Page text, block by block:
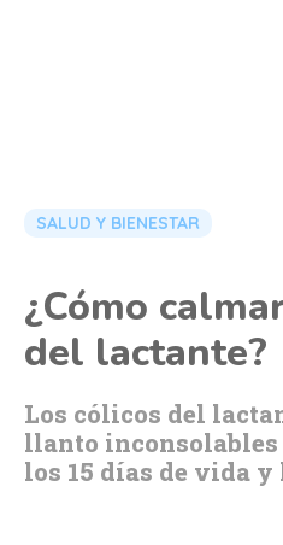
SALUD Y BIENESTAR
¿Cómo
del lactante?
Los cólicos del
llanto inconsolables
los 15 días de vida y